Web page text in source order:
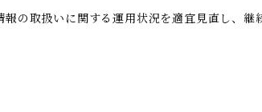
報の取扱いに関する運用状況を適宜見直し、